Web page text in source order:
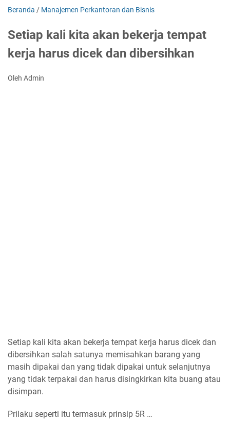
Beranda / Manajemen Perkantoran dan Bisnis
Setiap kali kita akan bekerja tempat
kerja harus dicek dan dibersihkan
Oleh Admin
Setiap kali kita akan bekerja tempat kerja harus dicek dan
dibersihkan salah satunya memisahkan barang yang
masih dipakai dan yang tidak dipakai untuk selanjutnya
yang tidak terpakai dan harus disingkirkan kita buang atau
disimpan.
Prilaku seperti itu termasuk prinsip 5R …